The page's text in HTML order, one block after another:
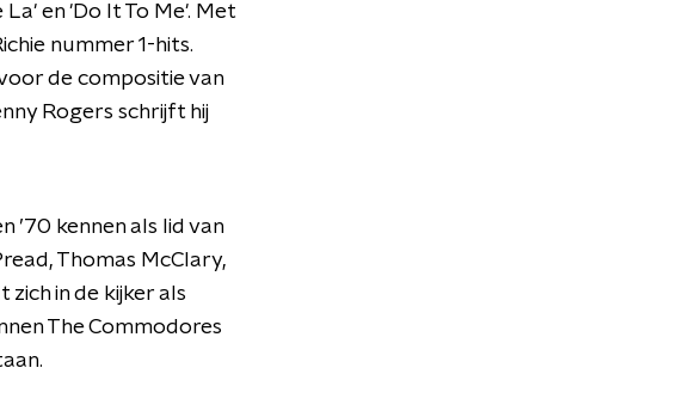
La' en 'Do It To Me'. Met
nummer 1-hits.
de compositie van
Rogers schrijft hij
’70 kennen als lid van
Thomas McClary,
zich in de kijker als
The Commodores